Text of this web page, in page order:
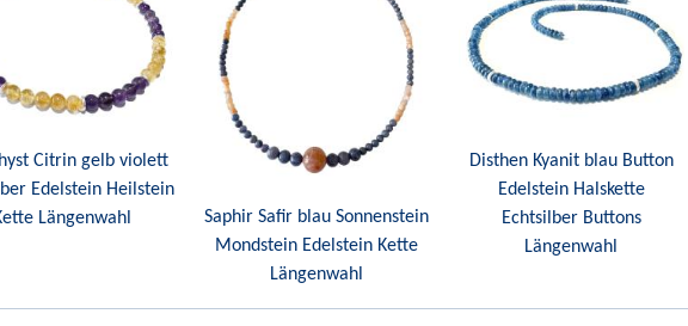
Citrin gelb violett
Edelstein Heilstein
Längenwahl
Saphir Safir blau Sonnenstein
Mondstein Edelstein Kette
Längenwahl
Disthen Kyanit blau Button
Edelstein Halskette
Echtsilber Buttons
Längenwahl